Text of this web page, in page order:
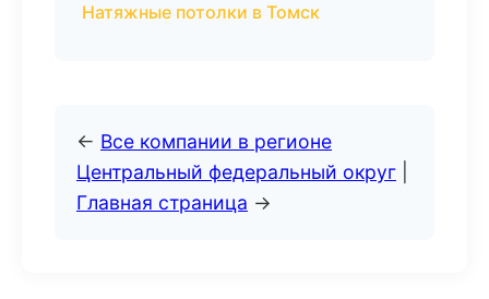
Натяжные потолки в Томск
← Все компании в регионе
Центральный федеральный округ
Главная страница →